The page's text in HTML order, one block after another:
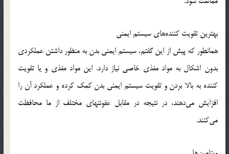
بهترین تقویت کننده‌های سیستم ایمنی
همانطور که پیش از این گفتم، سیستم ایمنی بدن به منظور داشتن عملکردی
بدون اشکال به مواد مغذی خاصی نیاز دارد. این مواد مغذی و یا تقویت
کننده به بالا بردن و تقویت سیستم ایمنی بدن کمک کرده و عملکرد آن را
افزایش می‌دهند، در نتیجه در مقابل عفونتهای مختلف از ما محافظت
می‌کنند.